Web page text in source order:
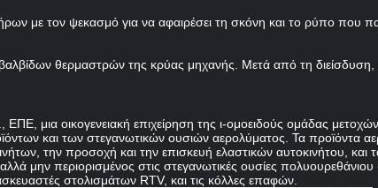
με τον ψεκασμό για να αφαιρέσει τη σκόνη και το ρύπο που
θερμαστρών της κρύας μηχανής. Μετά από τη
μια οικογενειακή επιχείρηση της ι-ομοειδούς ομάδας
και των στεγανωτικών ουσιών αερολύματος. Τα προϊόντα
την προσοχή και την επισκευή ελαστικών αυτοκινήτου, και
μην περιορισμένος στις στεγανωτικές ουσίες
στολισμάτων RTV, και τις κόλλες επαφών.